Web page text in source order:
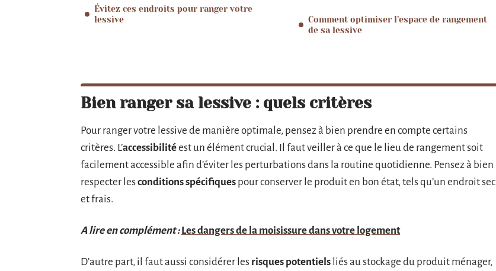
Évitez ces endroits pour ranger votre
lessive
Comment optimiser l’espace de rangement
de sa lessive
Bien ranger sa lessive : quels critères
Pour ranger votre lessive de manière optimale, pensez à bien prendre en compte certains
critères. L’accessibilitéest un élément crucial. Il faut veiller à ce que le lieu de rangement soit
facilement accessible afin d’éviter les perturbations dans la routine quotidienne. Pensez à bien
respecter lesconditions spécifiques pour conserver le produit en bon état, tels qu’un endroit sec
et frais.
A lire en complément : Les dangers de la moisissure dans votre logement
D’autre part, il faut aussi considérer les risques potentiels liés au stockage du produit ménager,